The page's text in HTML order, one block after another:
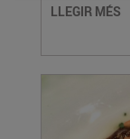
LLEGIR MÉS